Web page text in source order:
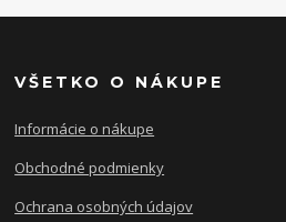
VŠETKO O NÁKUPE
Informácie o nákupe
Obchodné podmienky
Ochrana osobných údajov